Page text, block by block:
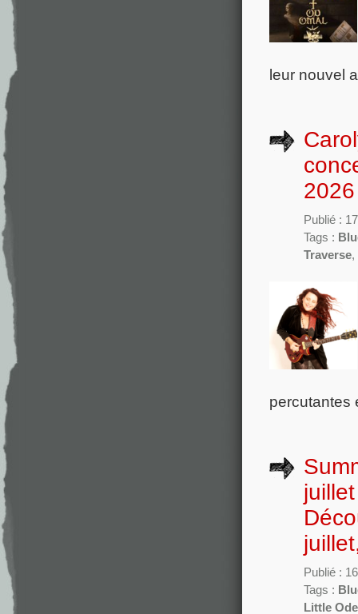
leur nouvel
2026
Publié :
Tags :
Traverse,
percutantes
Publié :
Tags :
Little